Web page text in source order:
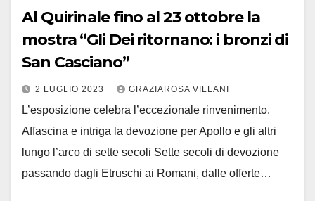
Al Quirinale fino al 23 ottobre la
mostra “Gli Dei ritornano: i bronzi di
San Casciano”
2 LUGLIO 2023 GRAZIAROSA VILLANI
L’esposizione celebra l’eccezionale rinvenimento.
Affascina e intriga la devozione per Apollo e gli altri
lungo l’arco di sette secoli Sette secoli di devozione
passando dagli Etruschi ai Romani, dalle offerte…